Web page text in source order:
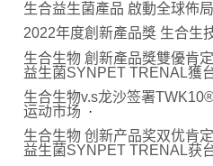
生合益生菌產品 啟動全球佈局
2022年度創新產品獎 生合生
生合生物 創新產品獎雙優肯
益生菌SYNPET TRENAL獲
生合生物v.s龙沙签署
运动市场
生合生物 创新产品奖双优肯
益生菌SYNPET TRENAL获